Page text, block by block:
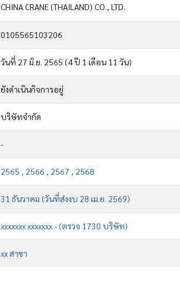
CHINA CRANE (THAILAND) CO., LTD.
0105565103206
วันที่ 27 มิ.ย. 2565 (4 ปี 1 เดือน 11 วัน)
ยังดำเนินกิจการอยู่
บริษัทจำกัด
-
2565 , 2566 , 2567 , 2568
31 ธันวาคม (วันที่ส่งงบ 28 เม.ย. 2569)
xxxxxxx xxxxxxx - (ตรวจ 1730 บริษัท)
xx สาขา